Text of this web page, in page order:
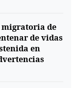
migratoria de
de vidas
en